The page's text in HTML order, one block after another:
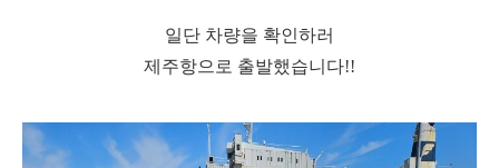
일단 차량을 확인하러
제주항으로 출발했습니다!!